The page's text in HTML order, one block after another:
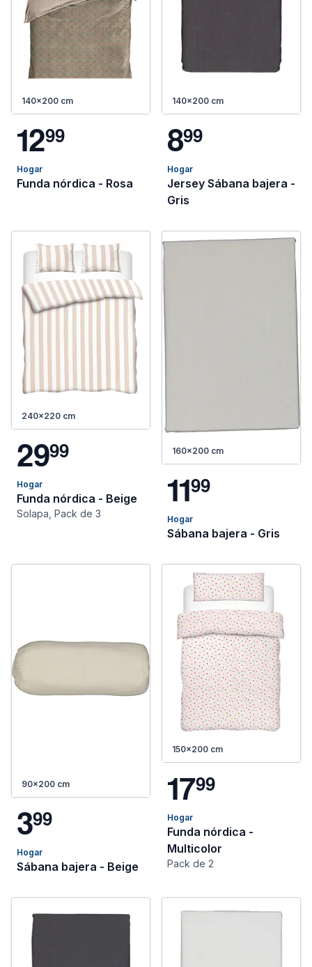
140x200 cm
1299
Hogar
Funda nórdica - Rosa
140x200 cm
899
Hogar
Jersey Sábana bajera -
Gris
240x220 cm
2999
Hogar
Funda nórdica - Beige
Solapa, Pack de 3
160x200 cm
1199
Hogar
Sábana bajera - Gris
90x200 cm
399
Hogar
Sábana bajera - Beige
150x200 cm
1799
Hogar
Funda nórdica -
Multicolor
Pack de 2